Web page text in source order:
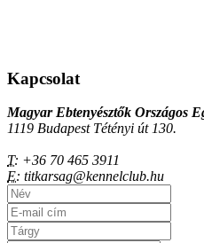
Kapcsolat
Magyar Ebtenyésztők Országos
1119 Budapest Tétényi út 130.
T: +36 70 465 3911
E: titkarsag@kennelclub.hu